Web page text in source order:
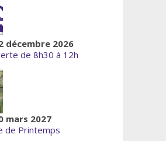
décembre 2026
de 8h30 à 12h
mars 2027
de Printemps